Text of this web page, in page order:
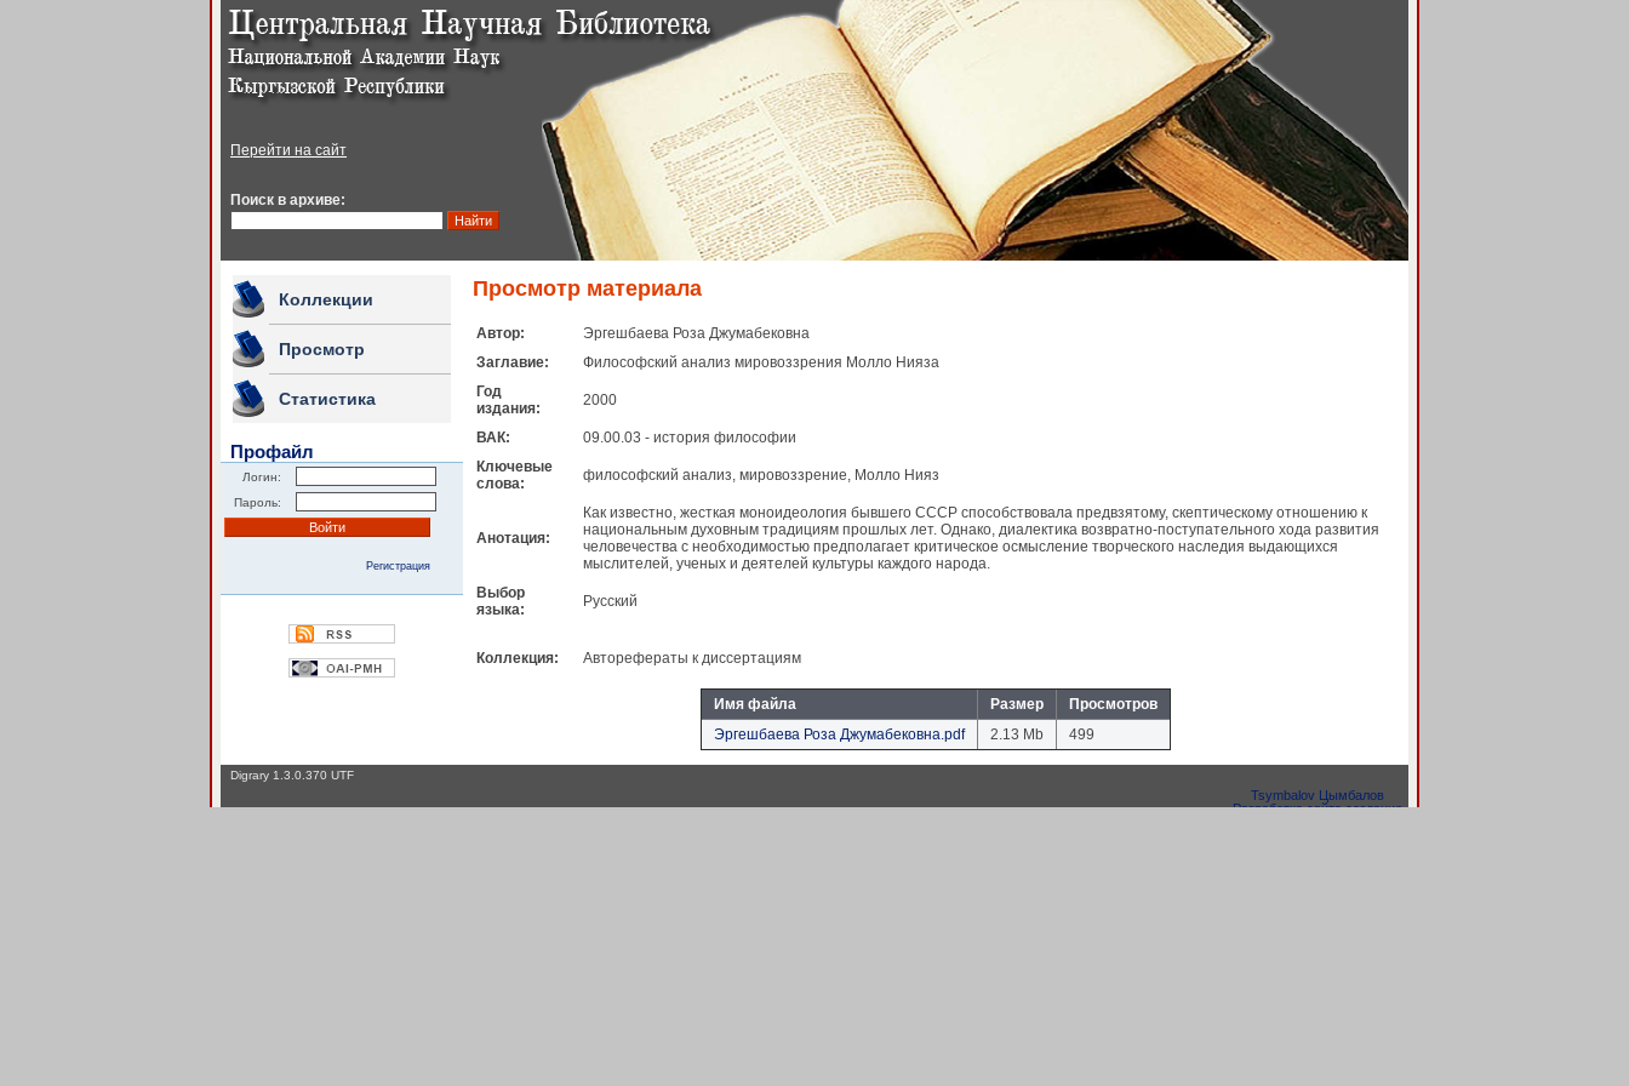
Перейти на сайт
Поиск в архиве:
Коллекции
Просмотр
Статистика
Профайл
Логин:
Пароль:
Регистрация
Просмотр материала
Автор:
Эргешбаева Роза Джумабековна
Заглавие:
Философский анализ мировоззрения Молло Нияза
Год
издания:
2000
ВАК:
09.00.03 - история философии
Ключевые
слова:
философский анализ, мировоззрение, Молло Нияз
Анотация:
Как известно, жесткая моноидеология бывшего СССР способствовала предвзятому, скептическому отношению к
национальным духовным традициям прошлых лет. Однако, диалектика возвратно-поступательного хода развития
человечества с необходимостью предполагает критическое осмысление творческого наследия выдающихся
мыслителей, ученых и деятелей культуры каждого народа.
Выбор
языка:
Русский
Коллекция: Авторефераты к диссертациям
Имя файла Размер
Просмотров
Эргешбаева Роза Джумабековна.pdf
2.13 Mb 499
Digrary 1.3.0.370 UTF